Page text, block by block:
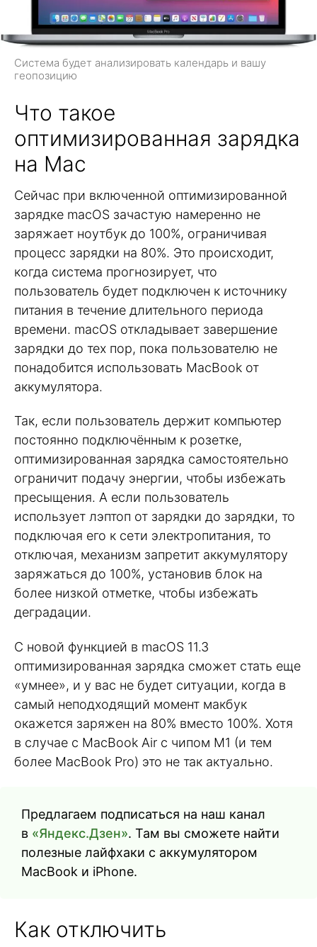
Система будет анализировать календарь и вашу
геопозицию
Что такое
оптимизированная зарядка
на Mac
Сейчас при включенной оптимизированной
зарядке macOS зачастую намеренно не
заряжает ноутбук до 100%, ограничивая
процесс зарядки на 80%. Это происходит,
когда система прогнозирует, что
пользователь будет подключен к источнику
питания в течение длительного периода
времени. macOS откладывает завершение
зарядки до тех пор, пока пользователю не
понадобится использовать MacBook от
аккумулятора.
Так, если пользователь держит компьютер
постоянно подключённым к розетке,
оптимизированная зарядка самостоятельно
ограничит подачу энергии, чтобы избежать
пресыщения. А если пользователь
использует лэптоп от зарядки до зарядки, то
подключая его к сети электропитания, то
отключая, механизм запретит аккумулятору
заряжаться до 100%, установив блок на
более низкой отметке, чтобы избежать
деградации.
С новой функцией в macOS 11.3
оптимизированная зарядка сможет стать еще
«умнее», и у вас не будет ситуации, когда в
самый неподходящий момент макбук
окажется заряжен на 80% вместо 100%. Хотя
в случае с MacBook Air с чипом M1 (и тем
более MacBook Pro) это не так актуально.
Предлагаем подписаться на наш канал
в «Яндекс.Дзен». Там вы сможете найти
полезные лайфхаки с аккумулятором
MacBook и iPhone.
Как отключить